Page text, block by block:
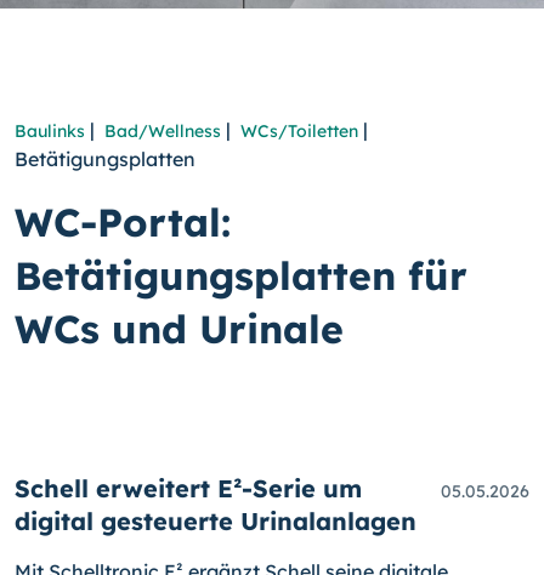
Baulinks | Bad/Wellness | WCs/Toiletten |
Betätigungsplatten
WC-Portal:
Betätigungsplatten für
WCs und Urinale
Schell erweitert E²-Serie um
digital gesteuerte Urinalanlagen
05.05.2026